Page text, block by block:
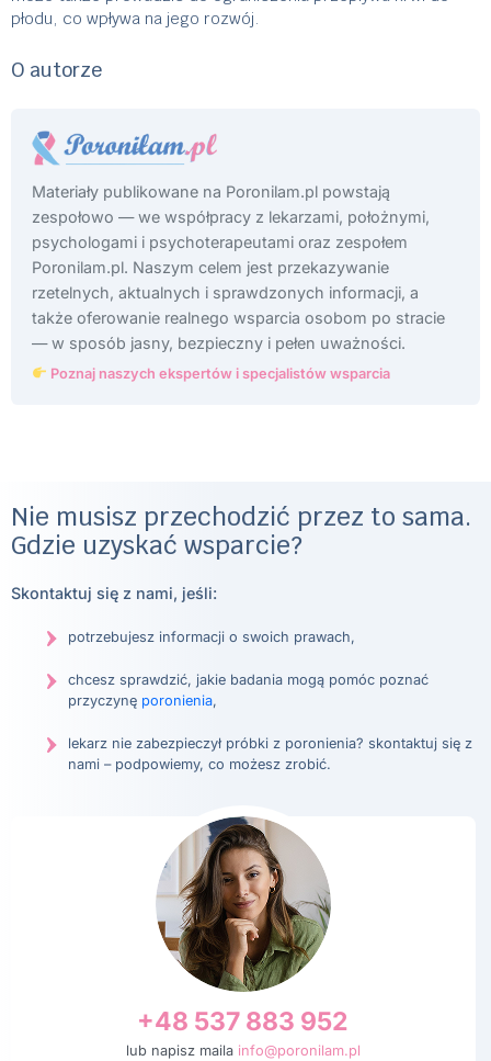
płodu, co wpływa na jego rozwój.
O autorze
Materiały publikowane na Poronilam.pl powstają
zespołowo — we współpracy z lekarzami, położnymi,
psychologami i psychoterapeutami oraz zespołem
Poronilam.pl. Naszym celem jest przekazywanie
rzetelnych, aktualnych i sprawdzonych informacji, a
także oferowanie realnego wsparcia osobom po stracie
— w sposób jasny, bezpieczny i pełen uważności.
Poznaj naszych ekspertów i specjalistów wsparcia
Nie musisz przechodzić przez to sama.
Gdzie uzyskać wsparcie?
Skontaktuj się z nami, jeśli:
potrzebujesz informacji o swoich prawach,
chcesz sprawdzić, jakie badania mogą pomóc poznać
przyczynę poronienia,
lekarz nie zabezpieczył próbki z poronienia? skontaktuj się z
nami – podpowiemy, co możesz zrobić.
+48 537 883 952
lub napisz maila info@poronilam.pl